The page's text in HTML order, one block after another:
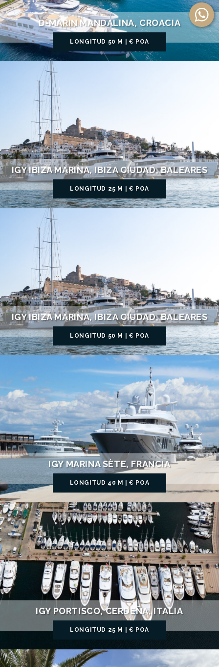
D-MARIN MANDALINA, CROACIA
LONGITUD 50 M | € POA
IGY IBIZA MARINA, IBIZA CIUDAD, BALEARES
LONGITUD 25 M | € POA
IGY IBIZA MARINA, IBIZA CIUDAD, BALEARES
LONGITUD 50 M | € POA
IGY MARINA SÈTE, FRANCIA
LONGITUD 40 M | € POA
IGY PORTISCO, CERDEÑA, ITALIA
LONGITUD 25 M | € POA